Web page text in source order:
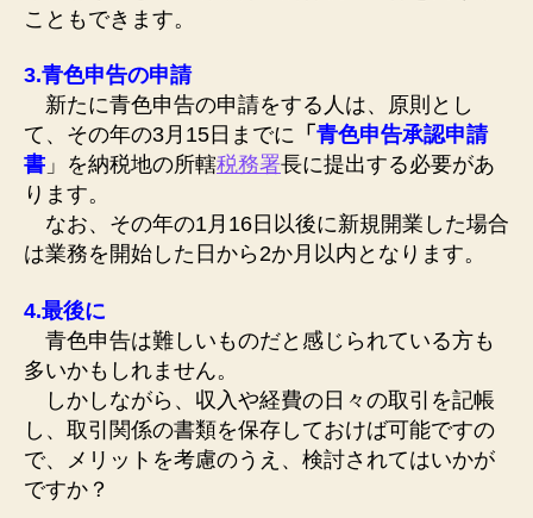
こともできます。
3.青色申告の申請
新たに青色申告の申請をする人は、原則とし
て、その年の3月15日までに 「 青色申告承認申請
書 」を納税地の所轄税務署長に提出する必要があ
ります。
なお、その年の1月16日以後に新規開業した場合
は業務を開始した日から2か月以内となります。
4.最後に
青色申告は難しいものだと感じられている方も
多いかもしれません。
しかしながら、収入や経費の日々の取引を記帳
し、取引関係の書類を保存しておけば可能ですの
で、メリットを考慮のうえ、検討されてはいかが
ですか？